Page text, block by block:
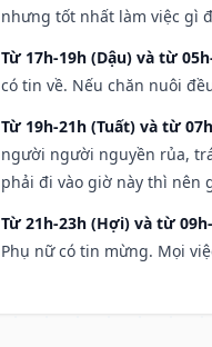
nhưng tốt nhất làm việc gì
Từ 17h-19h (Dậu) và từ
có tin về. Nếu chăn nuôi
Từ 19h-21h (Tuất) và từ
người người nguyền rủa,
phải đi vào giờ này thì nên
Từ 21h-23h (Hợi) và từ
Phụ nữ có tin mừng. Mọi